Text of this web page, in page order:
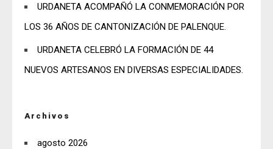
URDANETA ACOMPAÑÓ LA CONMEMORACIÓN POR
LOS 36 AÑOS DE CANTONIZACIÓN DE PALENQUE.
URDANETA CELEBRÓ LA FORMACIÓN DE 44
NUEVOS ARTESANOS EN DIVERSAS ESPECIALIDADES.
Archivos
agosto 2026